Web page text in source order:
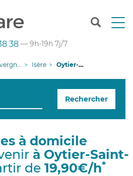
T
n
g
i
38 — 9h-19h 7j/7
Rhône-Alpes Isère Oytier-Saint-Oblas
Rechercher
à domicile
à Oytier-Saint-
de 19,90€/h*